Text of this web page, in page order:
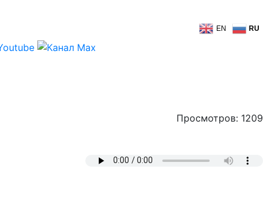
EN RU
Просмотров: 1209